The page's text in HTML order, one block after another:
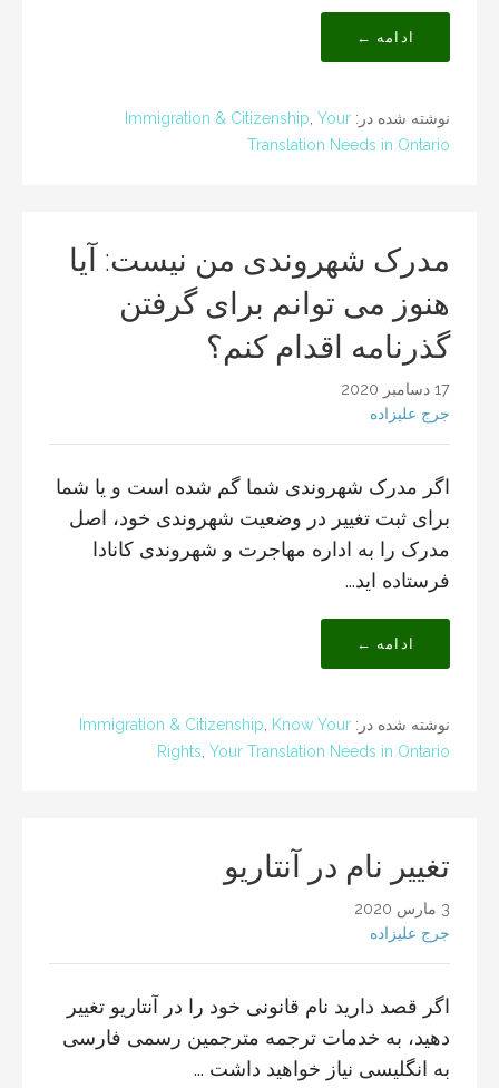
ادامه ←
نوشته شده در: Immigration & Citizenship Your
Translation Needs in Ontario
مدرک شهروندی من نیست: آیا
هنوز می توانم برای گرفتن
گذرنامه اقدام کنم؟
17 دسامبر 2020
جرج علیزاده
اگر مدرک شهروندی شما گم شده است و یا شما
برای ثبت تغییر در وضعیت شهروندی خود، اصل
مدرک را به اداره مهاجرت و شهروندی کانادا
فرستاده اید...
ادامه ←
نوشته شده در: Immigration & Citizenship
Know Your
Rights Your Translation Needs in Ontario
تغییر نام در آنتاریو
3 مارس 2020
جرج علیزاده
اگر قصد دارید نام قانونی خود را در آنتاریو تغییر
دهید، به خدمات ترجمه مترجمین رسمی فارسی
به انگلیسی نیاز خواهید داشت ...